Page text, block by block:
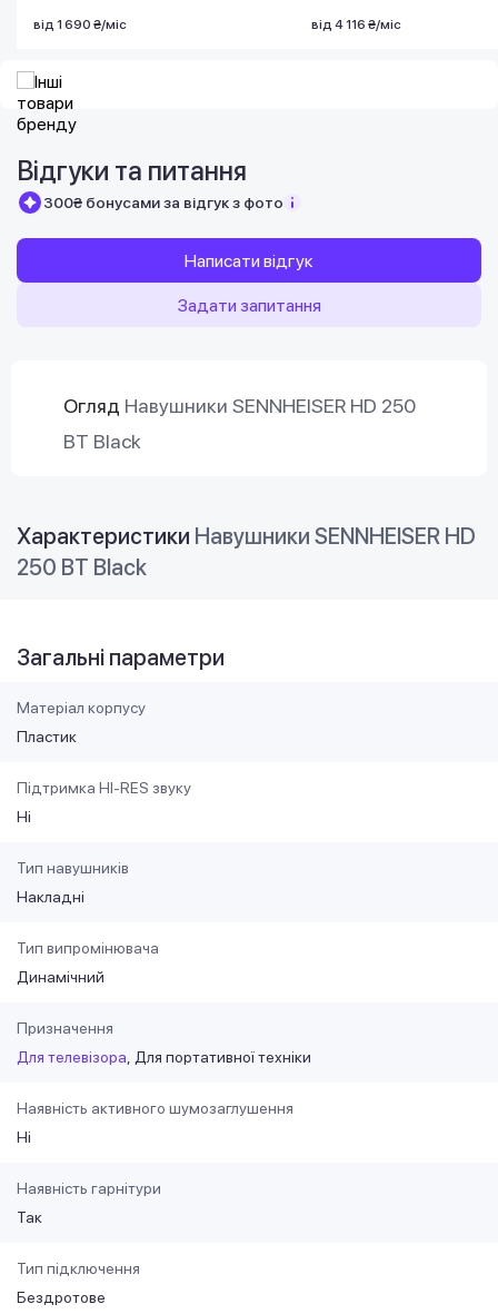
від 1 690 ₴/міс
від 4 116 ₴/міс
Відгуки та питання
300₴ бонусами за відгук з фото
Написати відгук
Задати запитання
Огляд Навушники SENNHEISER HD 250
BT Black
Характеристики Навушники SENNHEISER HD
250 BT Black
Загальні параметри
Матеріал корпусу
Пластик
Підтримка HI-RES звуку
Ні
Тип навушників
Накладні
Тип випромінювача
Динамічний
Призначення
Для телевізора
Для портативної техніки
Наявність активного шумозаглушення
Ні
Наявність гарнітури
Так
Тип підключення
Бездротове